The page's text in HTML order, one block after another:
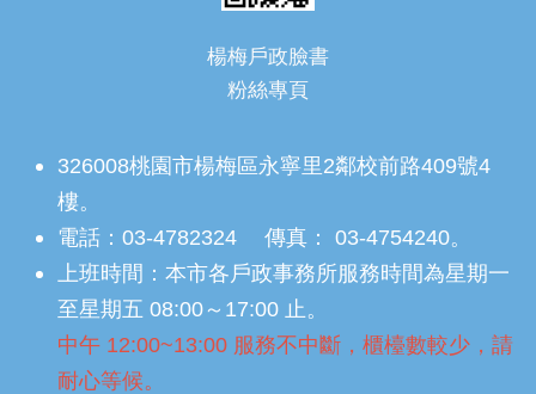
楊梅戶政臉書
粉絲專頁
326008桃園市楊梅區永寧里2鄰校前路409號4
樓。
電話：03-4782324 傳真： 03-4754240。
上班時間：本市各戶政事務所服務時間為星期一
至星期五 08:00～17:00 止。
中午 12:00~13:00 服務不中斷，櫃檯數較少，請
耐心等候。